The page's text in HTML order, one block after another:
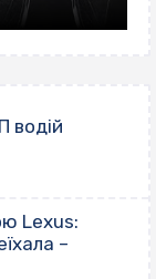
водій
Lexus:
–